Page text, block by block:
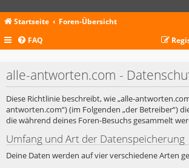
Startseite Foren-Übersicht
FAQ
alle-antworten.com -
Diese Richtlinie beschreibt, wie „alle-
antworten.com“) (im Folgenden „der Betreiber“)
die während deines Foren-Besuchs gesammelt
Umfang und Art der Datenspeicherung
Deine Daten werden auf vier verschiedene Arten